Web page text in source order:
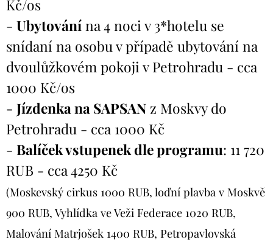
Kč/os
- Ubytovánína 4 noci v 3*hotelu se
snídaní na osobu v případě ubytování na
dvoulůžkovém pokoji v Petrohradu - cca
1000 Kč/os
- Jízdenka na SAPSAN z Moskvy do
Petrohradu - cca 1000 Kč
- Balíček vstupenek dle programu: 11 720
RUB - cca 4250 Kč
(Moskevský cirkus 1000 RUB, loďní plavba v Moskvě
900 RUB, Vyhlídka ve Veži Federace 1020 RUB,
Malování Matrjošek 1400 RUB, Petropavlovská